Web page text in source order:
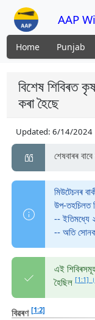
AAP
Home Punjab
বিশেষ শিবিৰত
কৰা হৈছে
Updated:6/14/2024
শেষবাৰৰ
মিউটেচনৰ
উপ-তহচিলত
-- ইতিমধ্যে
-- অতি
এই
হৈছিল[1:1] ।
বিৱৰণ [1:2]